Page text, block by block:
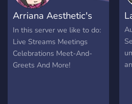
Arriana Aesthetic's
Hangout
In this server we like to do:
Live Streams Meetings
Celebrations Meet-And-
Greets And More!